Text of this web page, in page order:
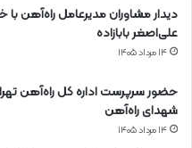
دیدار مشاوران مدیرعامل راه‌آهن با
علی‌اصغر بابازاده
۱۴ مرداد ۱۴۰۵
حضور سرپرست اداره کل راه‌آهن
شهدای راه‌آهن
۱۴ مرداد ۱۴۰۵